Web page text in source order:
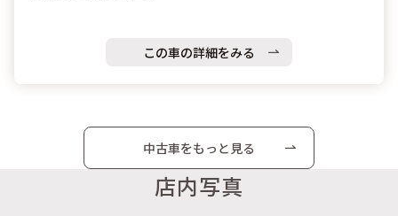
この車の詳細をみる
中古車をもっと見る
店内写真